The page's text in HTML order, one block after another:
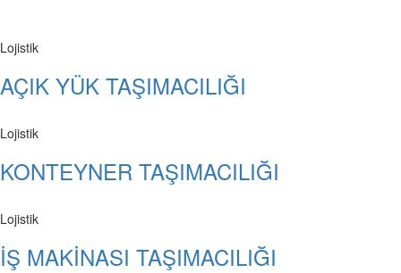
Lojistik
AÇIK YÜK TAŞIMACILIĞI
Lojistik
KONTEYNER TAŞIMACILIĞI
Lojistik
İŞ MAKİNASI TAŞIMACILIĞI